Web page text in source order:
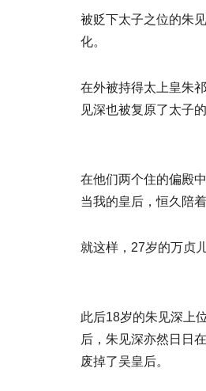
被贬下太子之位的朱
化。
在外被持得太上皇朱
见深也被复原了太子
在他们两个住的偏殿
当我的皇后，恒久陪
就这样，27岁的万贞
此后18岁的朱见深上
后，朱见深亦然日日
废掉了吴皇后。